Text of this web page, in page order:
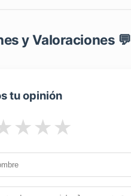
y Valoraciones 💬
tu opinión
★
★
★